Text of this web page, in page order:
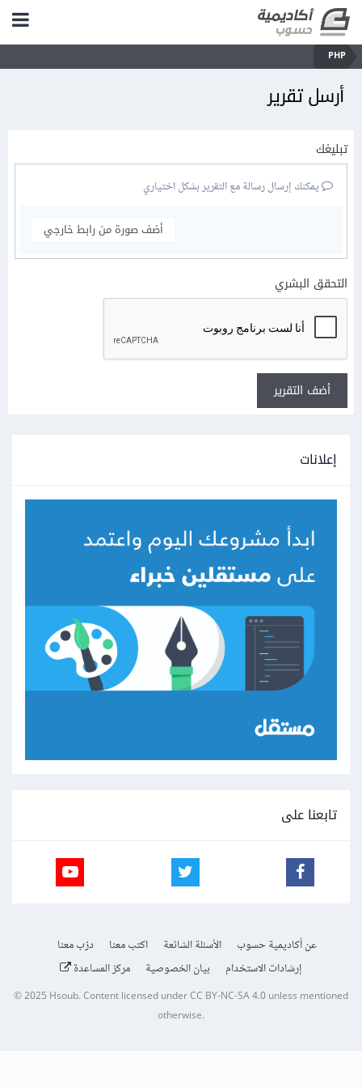
PHP
أرسل تقرير
تبليغك
يمكنك إرسال رسالة مع التقرير بشكل اختياري
أضف صورة من رابط خارجي
التحقق البشري
أضف التقرير
إعلانات
تابعنا على
عن أكاديمية حسوب الأسئلة الشائعة اكتب معنا
درّب معنا
إرشادات الاستخدام
بيان الخصوصية مركز المساعدة
© 2025 Hsoub.Content licensed underCC BY-NC-SA 4.0unless mentioned
otherwise.